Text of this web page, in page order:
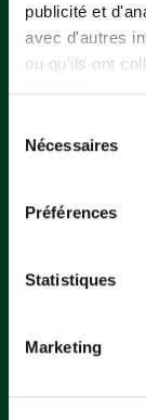
publicité et
avec d'autres
ou qu'ils ont
Nécessaires
Préférences
Statistiques
Marketing
Vals est une
Avec une
minérales